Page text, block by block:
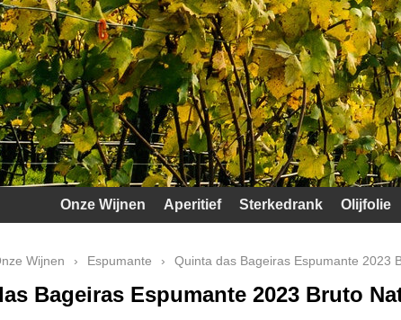
Onze Wijnen Aperitief Sterkedrank Olijfolie
Wijnen › Espumante › Quinta das Bageiras Espumante 2023
Bageiras Espumante 2023 Bruto